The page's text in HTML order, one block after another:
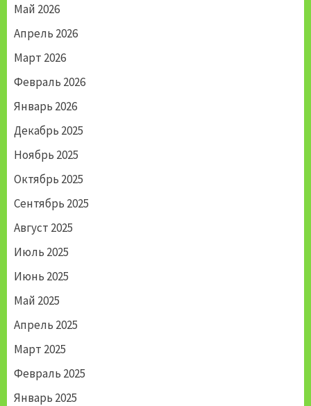
Май 2026
Апрель 2026
Март 2026
Февраль 2026
Январь 2026
Декабрь 2025
Ноябрь 2025
Октябрь 2025
Сентябрь 2025
Август 2025
Июль 2025
Июнь 2025
Май 2025
Апрель 2025
Март 2025
Февраль 2025
Январь 2025